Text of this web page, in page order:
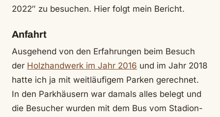
2022″ zu besuchen. Hier folgt mein Bericht.
Anfahrt
Ausgehend von den Erfahrungen beim Besuch
der Holzhandwerk im Jahr 2016 und im Jahr 2018
hatte ich ja mit weitläufigem Parken gerechnet.
In den Parkhäusern war damals alles belegt und
die Besucher wurden mit dem Bus vom Stadion-